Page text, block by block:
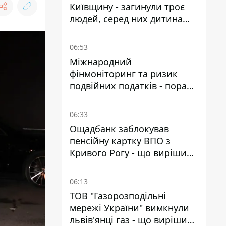
Київщину - загинули троє
людей, серед них дитина
2022 року народження
06:53
Міжнародний
фінмоніторинг та ризик
подвійних податків - поради
українцям в Польщі
06:33
Ощадбанк заблокував
пенсійну картку ВПО з
Кривого Рогу - що вирішив
суд
06:13
ТОВ "Газорозподільні
мережі України" вимкнули
львів'янці газ - що вирішив